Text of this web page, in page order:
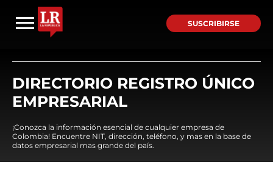
SUSCRIBIRSE
DIRECTORIO REGISTRO ÚNICO
EMPRESARIAL
¡Conozca la información esencial de cualquier empresa de
Colombia! Encuentre NIT, dirección, teléfono, y mas en la base de
datos empresarial mas grande del país.